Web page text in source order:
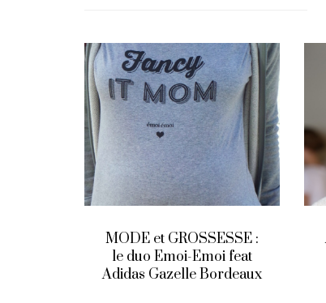
Armani privé – automne
2013 : Années 30 en
backstage (et quelques